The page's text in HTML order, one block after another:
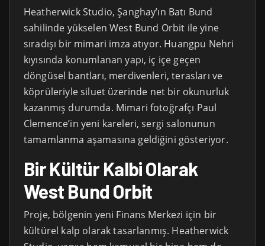
Heatherwick Studio, Şanghay’ın Batı Bund
sahilinde yükselen West Bund Orbit ile yine
sıradışı bir mimari imza atıyor. Huangpu Nehri
kıyısında konumlanan yapı, iç içe geçen
döngüsel bantları, merdivenleri, terasları ve
köprüleriyle siluet üzerinde net bir okunurluk
kazanmış durumda. Mimari fotoğrafçı Paul
Clemence’in yeni kareleri, sergi salonunun
tamamlanma aşamasına geldiğini gösteriyor.
Bir Kültür Kalbi Olarak
West Bund Orbit
Proje, bölgenin yeni Finans Merkezi için bir
kültürel kalp olarak tasarlanmış. Heatherwick